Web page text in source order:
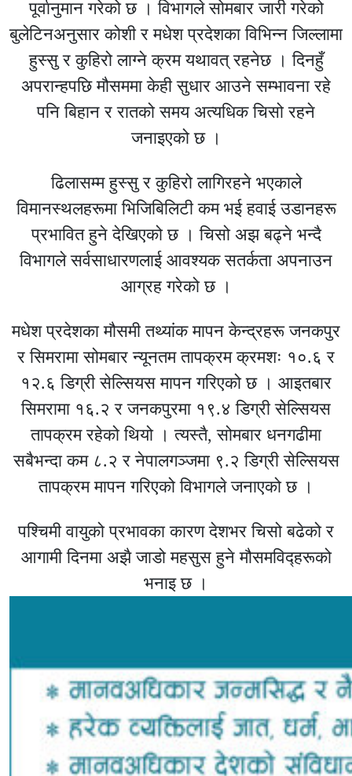
पूर्वानुमान गरेको छ । विभागले सोमबार जारी गरेको
बुलेटिनअनुसार कोशी र मधेश प्रदेशका विभिन्न जिल्लामा
हुस्सु र कुहिरो लाग्ने क्रम यथावत् रहनेछ । दिनहुँ
अपरान्हपछि मौसममा केही सुधार आउने सम्भावना रहे
पनि बिहान र रातको समय अत्यधिक चिसो रहने
जनाइएको छ ।
ढिलासम्म हुस्सु र कुहिरो लागिरहने भएकाले
विमानस्थलहरूमा भिजिबिलिटी कम भई हवाई उडानहरू
प्रभावित हुने देखिएको छ । चिसो अझ बढ्ने भन्दै
विभागले सर्वसाधारणलाई आवश्यक सतर्कता अपनाउन
आग्रह गरेको छ ।
मधेश प्रदेशका मौसमी तथ्यांक मापन केन्द्रहरू जनकपुर
र सिमरामा सोमबार न्यूनतम तापक्रम क्रमशः १०.६ र
१२.६ डिग्री सेल्सियस मापन गरिएको छ । आइतबार
सिमरामा १६.२ र जनकपुरमा १९.४ डिग्री सेल्सियस
तापक्रम रहेको थियो । त्यस्तै, सोमबार धनगढीमा
सबैभन्दा कम ८.२ र नेपालगञ्जमा ९.२ डिग्री सेल्सियस
तापक्रम मापन गरिएको विभागले जनाएको छ ।
पश्चिमी वायुको प्रभावका कारण देशभर चिसो बढेको र
आगामी दिनमा अझै जाडो महसुस हुने मौसमविद्हरूको
भनाइ छ ।